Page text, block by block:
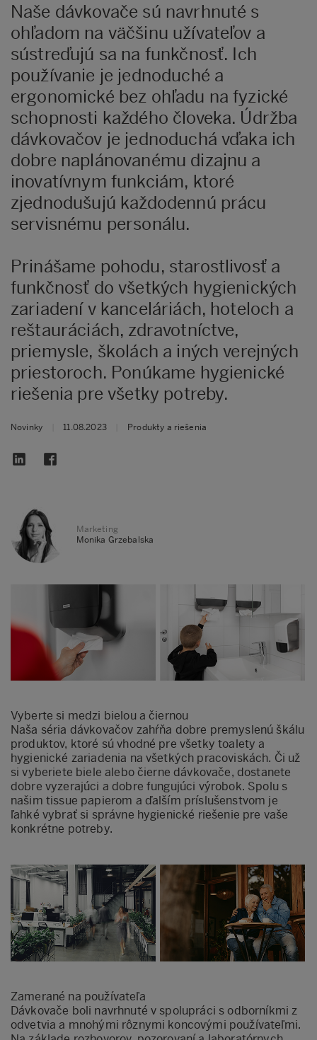
Naše dávkovače sú navrhnuté s
ohľadom na väčšinu užívateľov a
sústreďujú sa na funkčnosť. Ich
používanie je jednoduché a
ergonomické bez ohľadu na fyzické
schopnosti každého človeka. Údržba
dávkovačov je jednoduchá vďaka ich
dobre naplánovanému dizajnu a
inovatívnym funkciám, ktoré
zjednodušujú každodennú prácu
servisnému personálu.
Prinášame pohodu, starostlivosť a
funkčnosť do všetkých hygienických
zariadení v kanceláriách, hoteloch a
reštauráciách, zdravotníctve,
priemysle, školách a iných verejných
priestoroch. Ponúkame hygienické
riešenia pre všetky potreby.
Novinky 11.08.2023 Produkty a riešenia
Marketing
Monika Grzebalska
Vyberte si medzi bielou a čiernou
Naša séria dávkovačov zahŕňa dobre premyslenú škálu
produktov, ktoré sú vhodné pre všetky toalety a
hygienické zariadenia na všetkých pracoviskách. Či už
si vyberiete biele alebo čierne dávkovače, dostanete
dobre vyzerajúci a dobre fungujúci výrobok. Spolu s
našim tissue papierom a ďalším príslušenstvom je
ľahké vybrať si správne hygienické riešenie pre vaše
konkrétne potreby.
Zamerané na používateľa
Dávkovače boli navrhnuté v spolupráci s odborníkmi z
odvetvia a mnohými rôznymi koncovými používateľmi.